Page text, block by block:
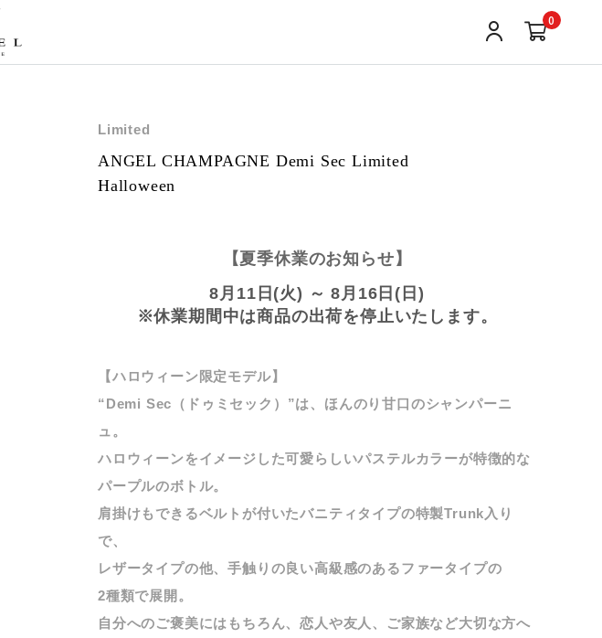
0
Limited
ANGEL CHAMPAGNE Demi Sec Limited
Halloween
【夏季休業のお知らせ】
8月11日(火) ～ 8月16日(日)
※休業期間中は商品の出荷を停止いたします。
【ハロウィーン限定モデル】
“Demi Sec（ドゥミセック）”は、ほんのり甘口のシャンパーニ
ュ。
ハロウィーンをイメージした可愛らしいパステルカラーが特徴的な
パープルのボトル。
肩掛けもできるベルトが付いたバニティタイプの特製Trunk入り
で、
レザータイプの他、手触りの良い高級感のあるファータイプの
2種類で展開。
自分へのご褒美にはもちろん、恋人や友人、ご家族など大切な方へ